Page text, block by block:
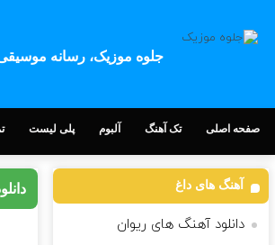
جلوه موزیک، رسانه
صفحه اصلی تک آهنگ آلبوم پلی لیست
آهنگ های داغ
دانلود آهنگ های ریوان